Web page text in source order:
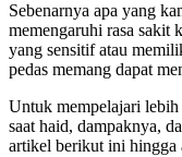
Sebenarnya apa yang
memengaruhi rasa sakit
yang sensitif atau
pedas memang dapat
Untuk mempelajari lebih
saat haid, dampaknya,
artikel berikut ini hingga